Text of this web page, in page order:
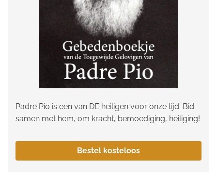
Padre Pio is een van DE heiligen voor onze tijd. Bid
samen met hem, om kracht, bemoediging, heiliging!
Bestel kosteloos